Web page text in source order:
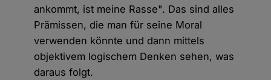
ankommt, ist meine Rasse". Das sind alles
Prämissen, die man für seine Moral
verwenden könnte und dann mittels
objektivem logischem Denken sehen, was
daraus folgt.